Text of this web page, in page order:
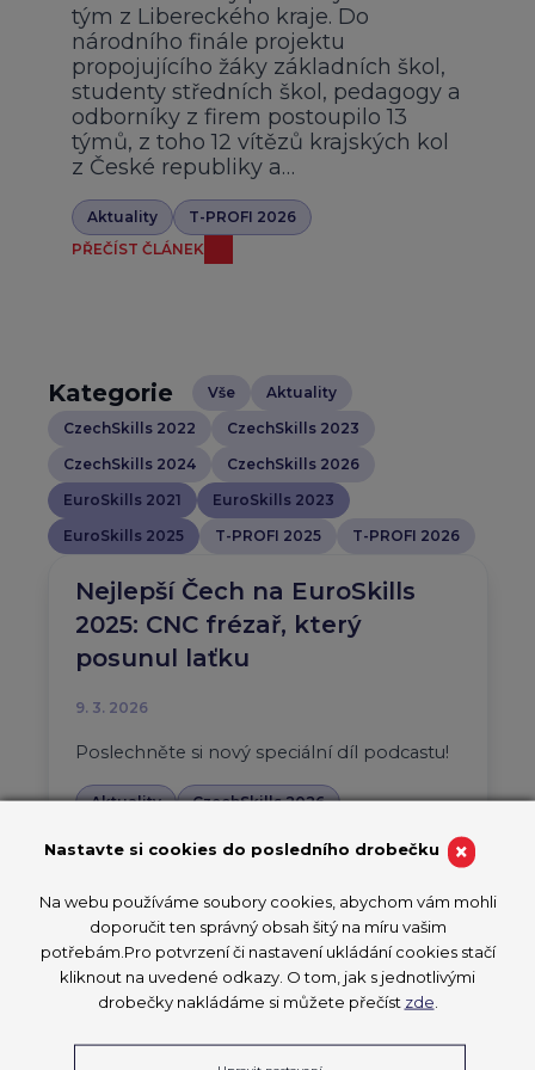
tým z Libereckého kraje. Do
národního finále projektu
propojujícího žáky základních škol,
studenty středních škol, pedagogy a
odborníky z firem postoupilo 13
týmů, z toho 12 vítězů krajských kol
z České republiky a…
Aktuality
T-PROFI 2026
PŘEČÍST ČLÁNEK
Kategorie Vše
Aktuality
CzechSkills 2022
CzechSkills 2023
CzechSkills 2024
CzechSkills 2026
EuroSkills 2021
EuroSkills 2023
EuroSkills 2025
T-PROFI 2025 T-PROFI 2026
Nejlepší Čech na EuroSkills
2025: CNC frézař, který
posunul laťku
9. 3. 2026
Poslechněte si nový speciální díl podcastu!
Aktuality
CzechSkills 2026
EuroSkills 2025
CzechSkills: Čeští a
francouzští podnikatelé
×
Nastavte si cookies do posledního drobečku
Na webu používáme soubory cookies, abychom vám mohli
doporučit ten správný obsah šitý na míru vašim
potřebám.Pro potvrzení či nastavení ukládání cookies stačí
kliknout na uvedené odkazy. O tom, jak s jednotlivými
drobečky nakládáme si můžete přečíst zde